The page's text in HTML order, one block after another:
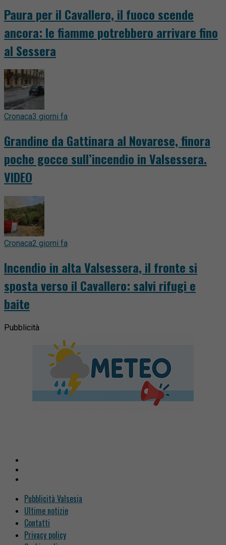
Paura per il Cavallero, il fuoco scende
ancora: le fiamme potrebbero arrivare fino
al Sessera
Cronaca3 giorni fa
Grandine da Gattinara al Novarese, finora
poche gocce sull’incendio in Valsessera.
VIDEO
Cronaca2 giorni fa
Incendio in alta Valsessera, il fronte si
sposta verso il Cavallero: salvi rifugi e
baite
Pubblicità
Pubblicità Valsesia
Ultime notizie
Contatti
Privacy policy